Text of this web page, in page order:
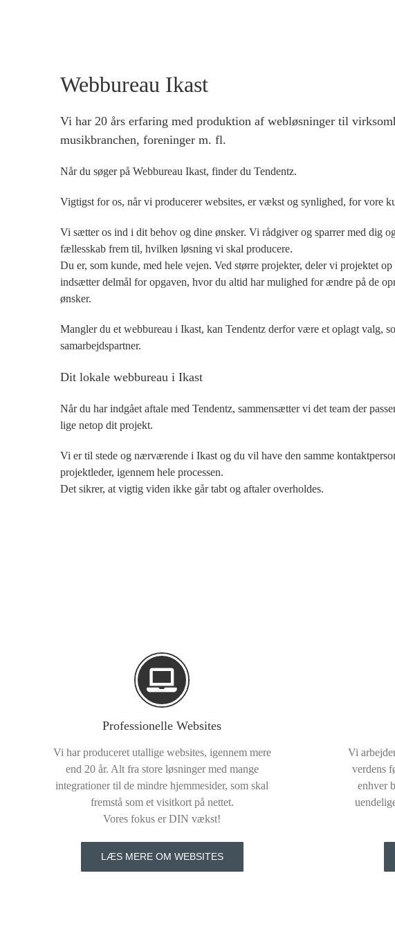
Webbureau Ikast
Vi har 20 års erfaring med produktion af webløsninger til
musikbranchen, foreninger m. fl.
Når du søger på Webbureau Ikast, finder du Tendentz.
Vigtigst for os, når vi producerer websites, er vækst og synlighed, for vore
Vi sætter os ind i dit behov og dine ønsker. Vi rådgiver og sparrer med dig
fællesskab frem til, hvilken løsning vi skal producere.
Du er, som kunde, med hele vejen. Ved større projekter, deler vi projektet op
indsætter delmål for opgaven, hvor du altid har mulighed for ændre på de
ønsker.
Mangler du et webbureau i Ikast, kan Tendentz derfor være et oplagt valg,
samarbejdspartner.
Dit lokale webbureau i Ikast
Når du har indgået aftale med Tendentz, sammensætter vi det team der
lige netop dit projekt.
Vi er til stede og nærværende i Ikast og du vil have den samme
projektleder, igennem hele processen.
Det sikrer, at vigtig viden ikke går tabt og aftaler overholdes.
Professionelle Websites
Vi har produceret utallige websites, igennem mere
end 20 år. Alt fra store løsninger med mange
integrationer til de mindre hjemmesider, som skal
fremstå som et visitkort på nettet.
Vores fokus er DIN vækst!
LÆS MERE OM WEBSITES
Vi
verdens
enhver